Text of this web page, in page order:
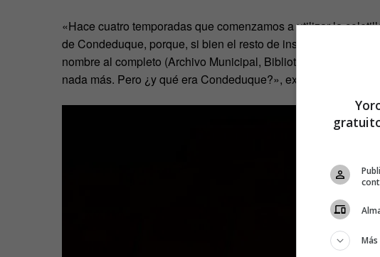
«Hace cuatro temporadas que comenzamos a utilizar la
de Condeduque, porque, si bien el resto de instituciones que
nombre al completo (Archivo Municipal, Biblioteca Musical
nada más. Pero ¿y qué era Condeduque?», explica